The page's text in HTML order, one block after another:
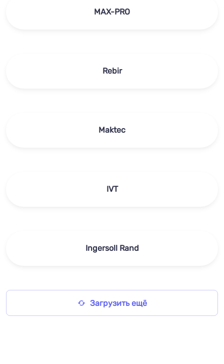
MAX-PRO
Rebir
Maktec
IVT
Ingersoll Rand
Загрузить ещё